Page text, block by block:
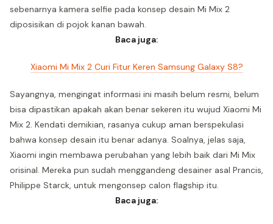
sebenarnya kamera selfie pada konsep desain Mi Mix 2
diposisikan di pojok kanan bawah.
Baca juga:
Xiaomi Mi Mix 2 Curi Fitur Keren Samsung Galaxy S8?
Sayangnya, mengingat informasi ini masih belum resmi, belum
bisa dipastikan apakah akan benar sekeren itu wujud Xiaomi Mi
Mix 2. Kendati demikian, rasanya cukup aman berspekulasi
bahwa konsep desain itu benar adanya. Soalnya, jelas saja,
Xiaomi ingin membawa perubahan yang lebih baik dari Mi Mix
orisinal. Mereka pun sudah menggandeng desainer asal Prancis,
Philippe Starck, untuk mengonsep calon flagship itu.
Baca juga: